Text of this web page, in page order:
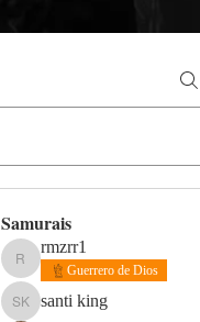
Samurais
rmzrr1
rmzrr1
Guerrero de Dios
santi king
santi king